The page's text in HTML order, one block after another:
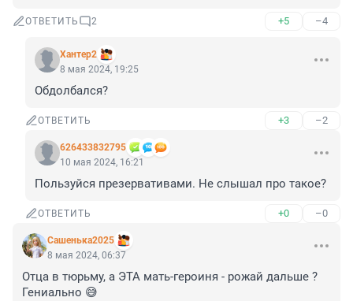
ОТВЕТИТЬ 2 +5 –4
Хантер2
8 мая 2024, 19:25
Обдолбался?
ОТВЕТИТЬ +3 –2
626433832795
10 мая 2024, 16:21
Пользуйся презервативами. Не слышал про такое?
ОТВЕТИТЬ +0 –0
Сашенька2025
8 мая 2024, 06:37
Отца в тюрьму, а ЭТА мать-героиня - рожай дальше ?
Гениально 😅